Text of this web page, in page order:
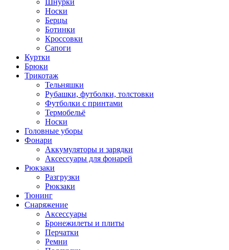
Шнурки
Носки
Берцы
Ботинки
Кроссовки
Сапоги
Куртки
Брюки
Трикотаж
Тельняшки
Рубашки, футболки, толстовки
Футболки с принтами
Термобельё
Носки
Головные уборы
Фонари
Аккумуляторы и зарядки
Аксессуары для фонарей
Рюкзаки
Разгрузки
Рюкзаки
Тюнинг
Снаряжение
Аксессуары
Бронежилеты и плиты
Перчатки
Ремни